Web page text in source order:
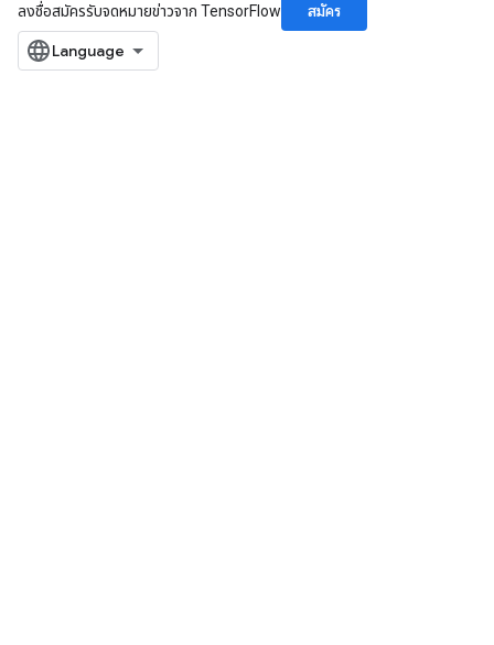
ลงชื่อสมัครรับจดหมายข่าวจาก TensorFlow
สมัคร